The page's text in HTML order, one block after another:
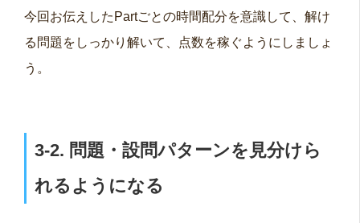
今回お伝えしたPartごとの時間配分を意識して、解け
る問題をしっかり解いて、点数を稼ぐようにしましょ
う。
3-2. 問題・設問パターンを見分けら
れるようになる